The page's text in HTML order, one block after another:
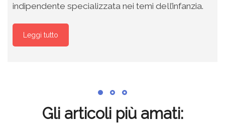
indipendente specializzata nei temi dell’infanzia.
Leggi tutto
Gli articoli più amati: